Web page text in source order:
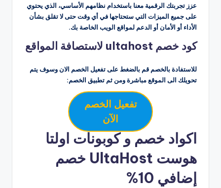
عزز تجربتك الرقمية معنا باستخدام نظامهم الأساسي، الذي يحتوي
على جميع الميزات التي ستحتاجها في أي وقت حتى لا تقلق بشأن
الأداء أو الأمان أو الدعم لمواقع الويب الخاصة بك.
كود خصم ultahost لاستصافة المواقع
للاستفادة بالخصم قم بالضغط على تفعيل الخصم الان وسوف يتم
تحويلك الى الموقع مباشرة ومن ثم تطبيق الخصم:
تفعيل الخصم
الآن
اكواد خصم و كوبونات اولتا
هوست UltaHost خصم
إضافي 10%